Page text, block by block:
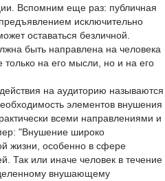
Вспомним еще раз: публичная
исключительно
оставаться безличной.
быть направлена на человека
только на его мысли, но и на его
на аудиторию называются
элементов внушения
всеми направлениями и
"Внушение широко
жизни, особенно в сфере
Так или иначе человек в течение
внушающему